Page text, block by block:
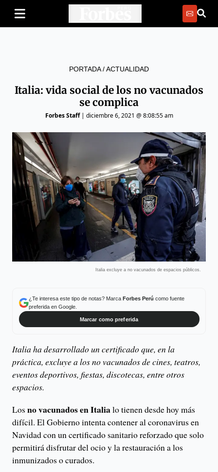
PORTADA/ACTUALIDAD
Italia: vida social de los no vacunados
se complica
Forbes Staff| diciembre 6, 2021 @ 8:08:55 am
Italia excluye a no vacunados de espacios públicos.
¿Te interesa este tipo de notas? Marca Forbes Perú como fuente
preferida en Google.
Marcar como preferida
Italia ha desarrollado un certificado que, en la
práctica, excluye a los no vacunados de cines, teatros,
eventos deportivos, fiestas, discotecas, entre otros
espacios.
Los no vacunados en Italialo tienen desde hoy más
difícil. El Gobierno intenta contener al coronavirus en
Navidad con un certificado sanitario reforzado que solo
permitirá disfrutar del ocio y la restauración a los
inmunizados o curados.